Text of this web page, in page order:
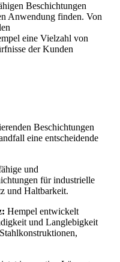
Beschichtungen
Anwendung finden. Von
eine Vielzahl von
der Kunden
Beschichtungen
eine entscheidende
und
für industrielle
und Haltbarkeit.
Hempel entwickelt
und Langlebigkeit